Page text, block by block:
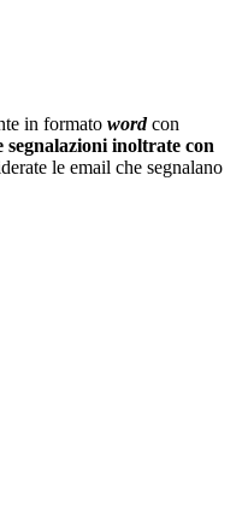
in formato wordcon
segnalazioni inoltrate con
le email che segnalano